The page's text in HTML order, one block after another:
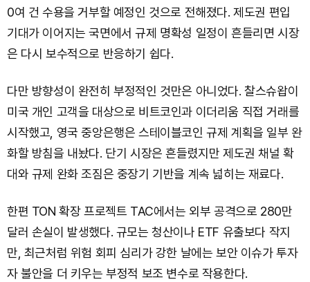
0여 건 수용을 거부할 예정인 것으로 전해졌다. 제도권 편입
기대가 이어지는 국면에서 규제 명확성 일정이 흔들리면 시장
은 다시 보수적으로 반응하기 쉽다.
다만 방향성이 완전히 부정적인 것만은 아니었다. 찰스슈왑이
미국 개인 고객을 대상으로 비트코인과 이더리움 직접 거래를
시작했고, 영국 중앙은행은 스테이블코인 규제 계획을 일부 완
화할 방침을 내놨다. 단기 시장은 흔들렸지만 제도권 채널 확
대와 규제 완화 조짐은 중장기 기반을 계속 넓히는 재료다.
한편 TON 확장 프로젝트 TAC에서는 외부 공격으로 280만
달러 손실이 발생했다. 규모는 청산이나 ETF 유출보다 작지
만, 최근처럼 위험 회피 심리가 강한 날에는 보안 이슈가 투자
자 불안을 더 키우는 부정적 보조 변수로 작용한다.